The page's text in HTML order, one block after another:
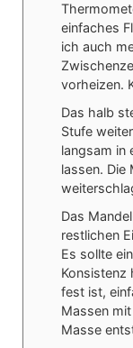
einfaches
ich auch
vorheizen.
Das halb
Stufe
langsam in
lassen. Die
Das
restlichen
Es sollte
Konsistenz
fest ist,
Massen
Masse